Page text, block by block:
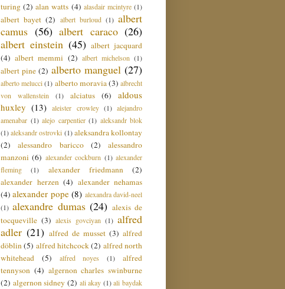
turing (2) alan watts (4) alasdair mcintyre (1)
albert bayet (2) albert burloud (1) albert
camus (56) albert caraco (26)
albert einstein (45) albert jacquard
(4) albert memmi (2) albert michelson (1)
albert pine (2) alberto manguel (27)
alberto melucci (1) alberto moravia (3) albrecht
von wallenstein
(1) alciatus (6)
aldous
huxley (13) aleister crowley (1) alejandro
amenabar (1) alejo carpentier (1) aleksandr blok
(1) aleksandr ostrovki (1) aleksandra kollontay
(2)
alessandro baricco (2)
alessandro
manzoni (6) alexander cockburn (1) alexander
fleming
(1) alexander friedmann
(2)
alexander herzen (4) alexander nehamas
(4) alexander pope (8) alexandra david-neel
(1) alexandre dumas (24) alexis de
tocqueville (3) alexis govciyan (1) alfred
adler (21) alfred de musset (3) alfred
döblin (5) alfred hitchcock(2) alfred north
whitehead
(5) alfred noyes (1)
alfred
tennyson (4) algernon charles swinburne
(2) algernon sidney (2) ali akay (1) ali baydak